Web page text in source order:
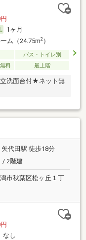
1ヶ月
ム（24.75m2）
バス・トイレ別
料 最上階
洗面台付★ネット無
代田駅 徒歩18分
/ 2階建
市秋葉区松ヶ丘１丁
なし